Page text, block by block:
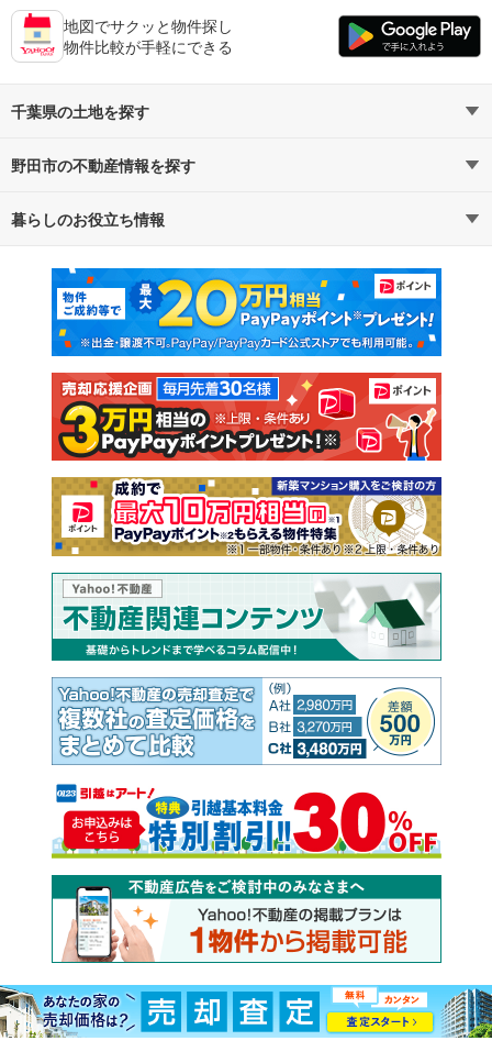
地図でサクッと物件探し
物件比較が手軽にできる
千葉県の土地を探す
路線・駅から探す
通勤・通学時間から探す
野田市の不動産情報を探す
不動産・住宅
新築マンション 中古マンション
新築一戸建て 中古一戸建て
注文住宅 土地
売却査定
暮らしのお役立ち情報
マンションカタログ 教えて！住まいの先生